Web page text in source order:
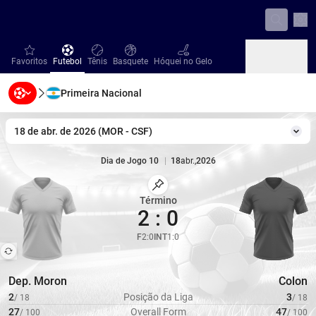
favorites
Favoritos Futebol
Futebol Tênis
Tênis Basquete
Basquete Hóquei no Gelo
Hóquei no Gelo
Beisebol
Beisebol Handebol
Handebol Vôlei
Primeira Nacional
18 de abr. de 2026 (MOR - CSF)
Dia de Jogo 10 18abr.,2026
Dep. Moron Colon
Marcar Partida
Término
2 : 0
F2:0 INT1 :0
2/ 18 Posição da Liga 3/ 18
27/ 100 Overall Form 47/ 100